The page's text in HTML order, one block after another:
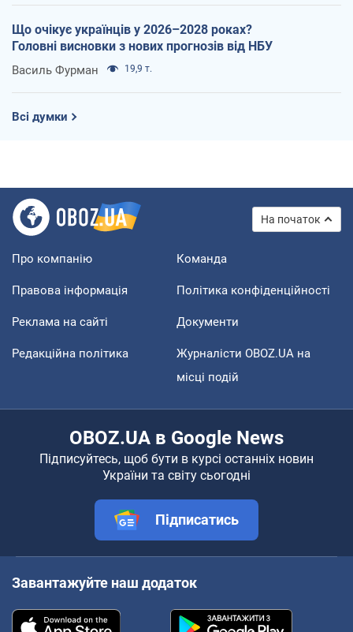
Що очікує українців у 2026–2028 роках?
Головні висновки з нових прогнозів від НБУ
Василь Фурман 19,9 т.
Всі думки
На початок
Про компанію Команда
Правова інформація Політика конфіденційності
Реклама на сайті Документи
Редакційна політика
Журналісти OBOZ.UA на
місці подій
OBOZ.UA в Google News
Підписуйтесь, щоб бути в курсі останніх новин
України та світу сьогодні
Підписатись
Завантажуйте наш додаток